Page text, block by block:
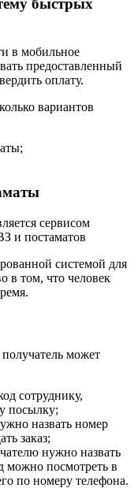
быстрых
в мобильное
предоставленный
оплату.
вариантов
сервисом
и постаматов
системой для
в том, что человек
может
сотруднику,
посылку;
назвать номер
заказ;
нужно назвать
можно посмотреть в
по номеру телефона.